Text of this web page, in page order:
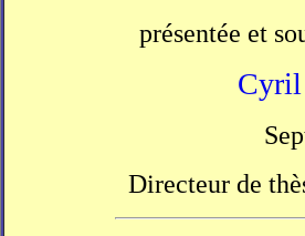
présentée et
Directeur de